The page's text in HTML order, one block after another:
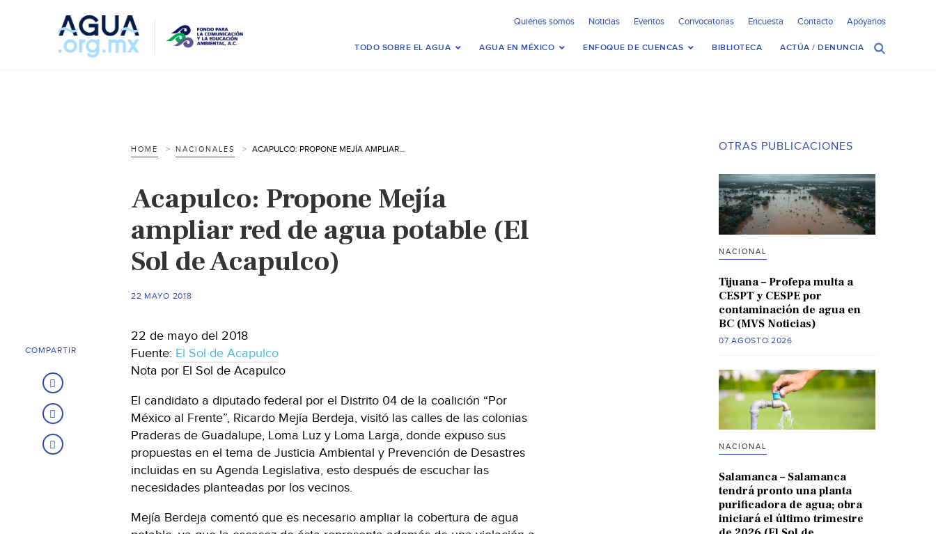
Quiénes somos Noticias Eventos Convocatorias Encuesta Contacto Apóyanos
TODO SOBRE EL AGUA AGUA EN MÉXICO ENFOQUE DE CUENCAS BIBLIOTECA ACTÚA / DENUNCIA
HOME NACIONALES ACAPULCO: PROPONE MEJÍA AMPLIAR RED DE AGUA POTABLE (EL SOL DE ACAPULCO)
Acapulco: Propone Mejía
ampliar red de agua potable (El
Sol de Acapulco)
22 MAYO 2018
22 de mayo del 2018
Fuente: El Sol de Acapulco
Nota por El Sol de Acapulco
El candidato a diputado federal por el Distrito 04 de la coalición “Por
México al Frente”, Ricardo Mejía Berdeja, visitó las calles de las colonias
Praderas de Guadalupe, Loma Luz y Loma Larga, donde expuso sus
propuestas en el tema de Justicia Ambiental y Prevención de Desastres
incluidas en su Agenda Legislativa, esto después de escuchar las
necesidades planteadas por los vecinos.
Mejía Berdeja comentó que es necesario ampliar la cobertura de agua
COMPARTIR
OTRAS PUBLICACIONES
NACIONAL
Tijuana – Profepa multa a
CESPT y CESPE por
contaminación de agua en
BC (MVS Noticias)
07 AGOSTO 2026
NACIONAL
Salamanca – Salamanca
tendrá pronto una planta
purificadora de agua; obra
iniciará el último trimestre